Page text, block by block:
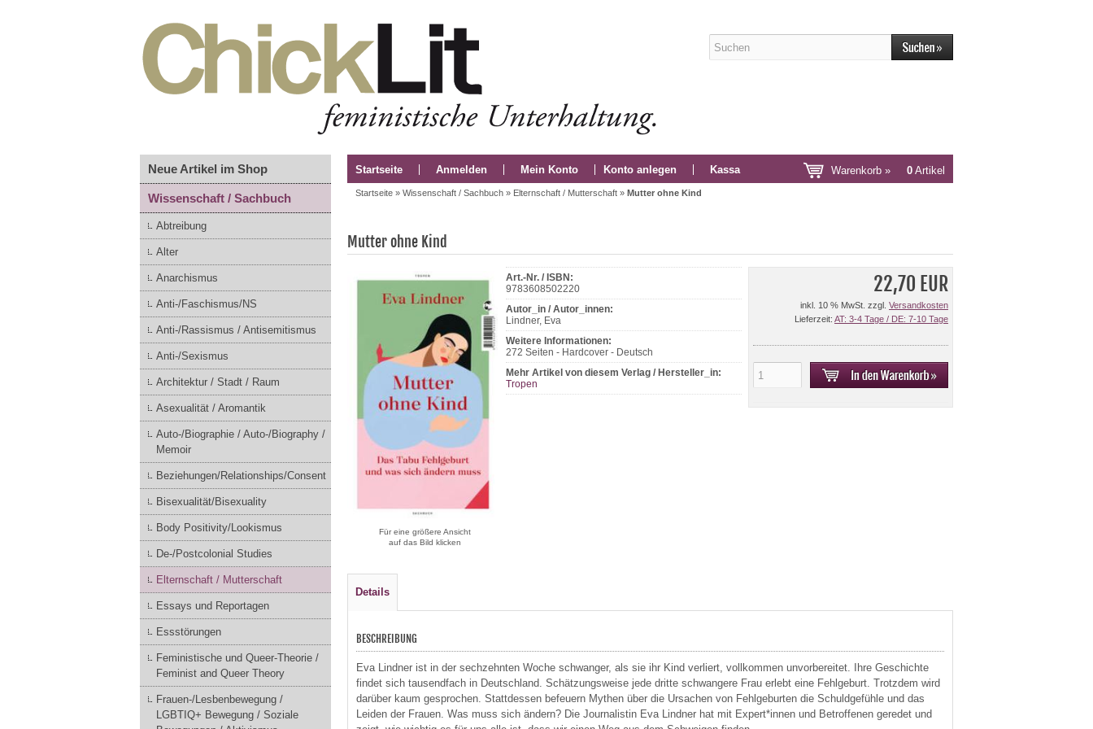
Neue Artikel im Shop
Wissenschaft / Sachbuch
Abtreibung
Alter
Anarchismus
Anti-/Faschismus/NS
Anti-/Rassismus / Antisemitismus
Anti-/Sexismus
Architektur / Stadt / Raum
Asexualität / Aromantik
Auto-/Biographie / Auto-/Biography /
Memoir
Beziehungen/Relationships/Consent
Bisexualität/Bisexuality
Body Positivity/Lookismus
De-/Postcolonial Studies
Elternschaft / Mutterschaft
Essays und Reportagen
Essstörungen
Feministische und Queer-Theorie /
Feminist and Queer Theory
Frauen-/Lesbenbewegung /
LGBTIQ+ Bewegung / Soziale
Startseite Anmelden Mein Konto Konto anlegen Kassa Warenkorb » 0 Artikel
Startseite » Wissenschaft / Sachbuch » Elternschaft / Mutterschaft » Mutter ohne Kind
Mutter ohne Kind
Für eine größere Ansicht
auf das Bild klicken
Art.-Nr. / ISBN:
9783608502220
Autor_in / Autor_innen:
Lindner, Eva
Weitere Informationen:
272 Seiten - Hardcover - Deutsch
Mehr Artikel von diesem Verlag / Hersteller_in:
Tropen
22,70 EUR
inkl. 10 % MwSt. zzgl. Versandkosten
Lieferzeit: AT: 3-4 Tage / DE: 7-10 Tage
Details
BESCHREIBUNG
Eva Lindner ist in der sechzehnten Woche schwanger, als sie ihr Kind verliert, vollkommen unvorbereitet. Ihre Geschichte
findet sich tausendfach in Deutschland. Schätzungsweise jede dritte schwangere Frau erlebt eine Fehlgeburt. Trotzdem wird
darüber kaum gesprochen. Stattdessen befeuern Mythen über die Ursachen von Fehlgeburten die Schuldgefühle und das
Leiden der Frauen. Was muss sich ändern? Die Journalistin Eva Lindner hat mit Expert*innen und Betroffenen geredet und